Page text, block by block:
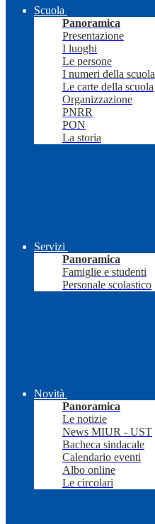
Scuola
Panoramica
Presentazione
I luoghi
Le persone
I numeri della scuola
Le carte della scuola
Organizzazione
PNRR
PON
La storia
Servizi
Panoramica
Famiglie e studenti
Personale scolastico
Novità
Panoramica
Le notizie
News MIUR - UST
Bacheca sindacale
Calendario eventi
Albo online
Le circolari